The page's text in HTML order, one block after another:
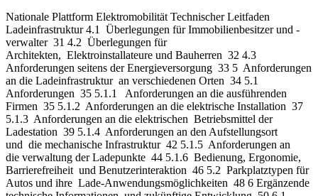
Nationale Plattform Elektromobilität Technischer Leitfaden
Ladeinfrastruktur 4.1 Überlegungen für Immobilienbesitzer und -
verwalter 31 4.2 Überlegungen für
Architekten, Elektroinstallateure und Bauherren 32 4.3
Anforderungen seitens der Energieversorgung 33 5 Anforderungen
an die Ladeinfrastruktur an verschiedenen Orten 34 5.1
Anforderungen 35 5.1.1 Anforderungen an die ausführenden
Firmen 35 5.1.2 Anforderungen an die elektrische Installation 37
5.1.3 Anforderungen an die elektrischen Betriebsmittel der
Ladestation 39 5.1.4 Anforderungen an den Aufstellungsort
und die mechanische Infrastruktur 42 5.1.5 Anforderungen an
die verwaltung der Ladepunkte 44 5.1.6 Bedienung, Ergonomie,
Barrierefreiheit und Benutzerinteraktion 46 5.2 Parkplatztypen für
Autos und ihre Lade-Anwendungsmöglichkeiten 48 6 Ergänzende